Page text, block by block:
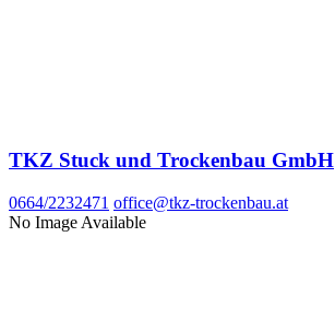
TKZ Stuck und Trockenbau GmbH
0664/2232471 office@tkz-trockenbau.at
No Image Available